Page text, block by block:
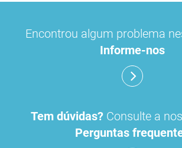
Encontrou algum problema
Informe-nos
Tem dúvidas? Consulte a
Perguntas